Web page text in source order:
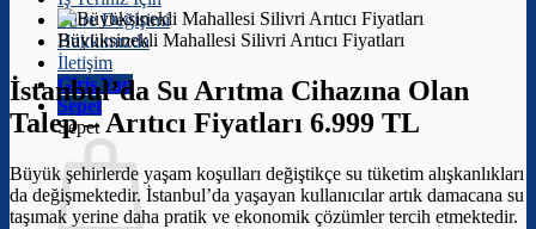
Filtre Değişimi
Hakkımızda
İletişim
Giriş Yap
Sepet
Sepet
Büyüksinekli Mahallesi Silivri Arıtıcı Fiyatları
İstanbul’da Su Arıtma Cihazına Olan
Talep –Arıtıcı Fiyatları 6.999 TL
Büyük şehirlerde yaşam koşulları değiştikçe su tüketim alışkanlıkları
da değişmektedir. İstanbul’da yaşayan kullanıcılar artık damacana su
taşımak yerine daha pratik ve ekonomik çözümler tercih etmektedir.